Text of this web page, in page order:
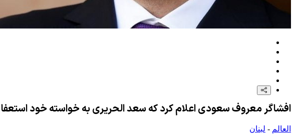
افشاگر معروف سعودی اعلام کرد که سعد الحریری به خواسته خود
العالم - لبنان